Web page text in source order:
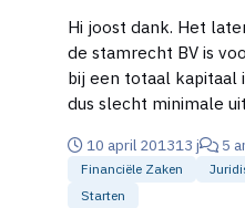
Hi joost dank. Het laten ingaan van de uitkering van
de stamrecht BV is
bij een totaal kapitaal
dus slecht minimale
10 april 201313 j 5
Financiële Zaken
Starten